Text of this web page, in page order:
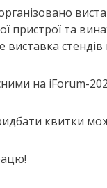
пристрої та
на iForum-
квитки